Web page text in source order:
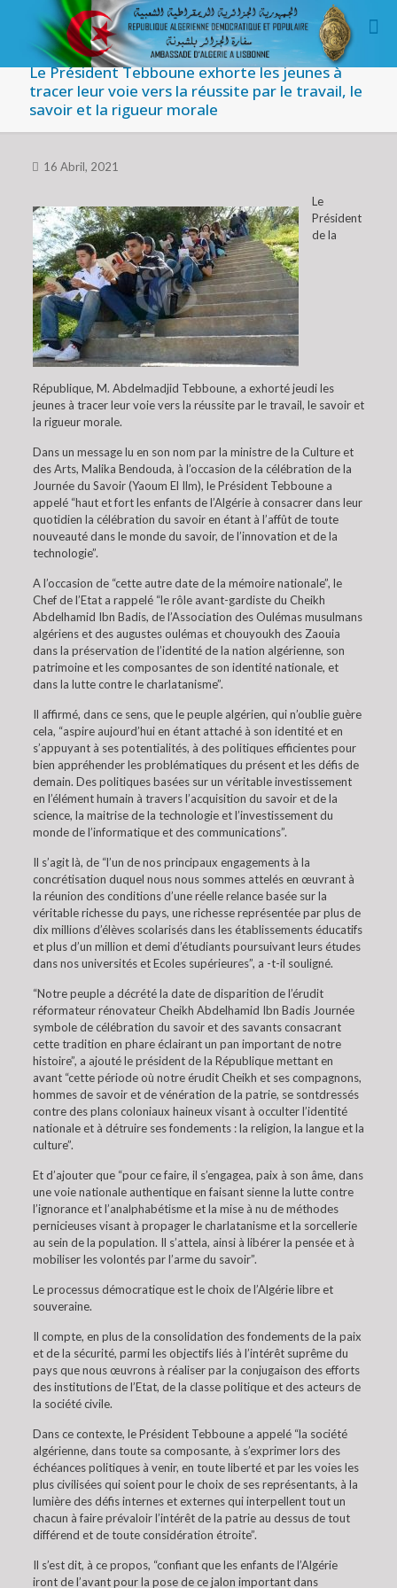
Le Président Tebboune exhorte les jeunes à
tracer leur voie vers la réussite par le travail, le
savoir et la rigueur morale
16 Abril, 2021
Le
Président
de la
République, M. Abdelmadjid Tebboune, a exhorté jeudi les
jeunes à tracer leur voie vers la réussite par le travail, le savoir et
la rigueur morale.
Dans un message lu en son nom par la ministre de la Culture et
des Arts, Malika Bendouda, à l’occasion de la célébration de la
Journée du Savoir (Yaoum El Ilm), le Président Tebboune a
appelé “haut et fort les enfants de l’Algérie à consacrer dans leur
quotidien la célébration du savoir en étant à l’affût de toute
nouveauté dans le monde du savoir, de l’innovation et de la
technologie”.
A l’occasion de “cette autre date de la mémoire nationale”, le
Chef de l’Etat a rappelé “le rôle avant-gardiste du Cheikh
Abdelhamid Ibn Badis, de l’Association des Oulémas musulmans
algériens et des augustes oulémas et chouyoukh des Zaouia
dans la préservation de l’identité de la nation algérienne, son
patrimoine et les composantes de son identité nationale, et
dans la lutte contre le charlatanisme”.
Il affirmé, dans ce sens, que le peuple algérien, qui n’oublie guère
cela, “aspire aujourd’hui en étant attaché à son identité et en
s’appuyant à ses potentialités, à des politiques efficientes pour
bien appréhender les problématiques du présent et les défis de
demain. Des politiques basées sur un véritable investissement
en l’élément humain à travers l’acquisition du savoir et de la
science, la maitrise de la technologie et l’investissement du
monde de l’informatique et des communications”.
Il s’agit là, de “l’un de nos principaux engagements à la
concrétisation duquel nous nous sommes attelés en œuvrant à
la réunion des conditions d’une réelle relance basée sur la
véritable richesse du pays, une richesse représentée par plus de
dix millions d’élèves scolarisés dans les établissements éducatifs
et plus d’un million et demi d’étudiants poursuivant leurs études
dans nos universités et Ecoles supérieures”, a -t-il souligné.
“Notre peuple a décrété la date de disparition de l’érudit
réformateur rénovateur Cheikh Abdelhamid Ibn Badis Journée
symbole de célébration du savoir et des savants consacrant
cette tradition en phare éclairant un pan important de notre
histoire”, a ajouté le président de la République mettant en
avant “cette période où notre érudit Cheikh et ses compagnons,
hommes de savoir et de vénération de la patrie, se sontdressés
contre des plans coloniaux haineux visant à occulter l’identité
nationale et à détruire ses fondements : la religion, la langue et la
culture”.
Et d’ajouter que “pour ce faire, il s’engagea, paix à son âme, dans
une voie nationale authentique en faisant sienne la lutte contre
l’ignorance et l’analphabétisme et la mise à nu de méthodes
pernicieuses visant à propager le charlatanisme et la sorcellerie
au sein de la population. Il s’attela, ainsi à libérer la pensée et à
mobiliser les volontés par l’arme du savoir”.
Le processus démocratique est le choix de l’Algérie libre et
souveraine.
Il compte, en plus de la consolidation des fondements de la paix
et de la sécurité, parmi les objectifs liés à l’intérêt suprême du
pays que nous œuvrons à réaliser par la conjugaison des efforts
des institutions de l’Etat, de la classe politique et des acteurs de
la société civile.
Dans ce contexte, le Président Tebboune a appelé “la société
algérienne, dans toute sa composante, à s’exprimer lors des
échéances politiques à venir, en toute liberté et par les voies les
plus civilisées qui soient pour le choix de ses représentants, à la
lumière des défis internes et externes qui interpellent tout un
chacun à faire prévaloir l’intérêt de la patrie au dessus de tout
différend et de toute considération étroite”.
Il s’est dit, à ce propos, “confiant que les enfants de l’Algérie
iront de l’avant pour la pose de ce jalon important dans